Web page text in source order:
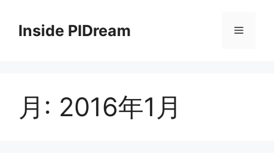
Inside PIDream メ
月: 2016年1月